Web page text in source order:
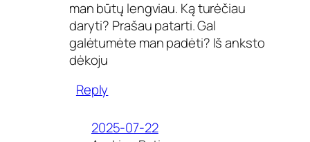
man būtų lengviau. Ką turėčiau
daryti? Prašau patarti. Gal
galėtumėte man padėti? Iš anksto
dėkoju
Reply
2025-07-22